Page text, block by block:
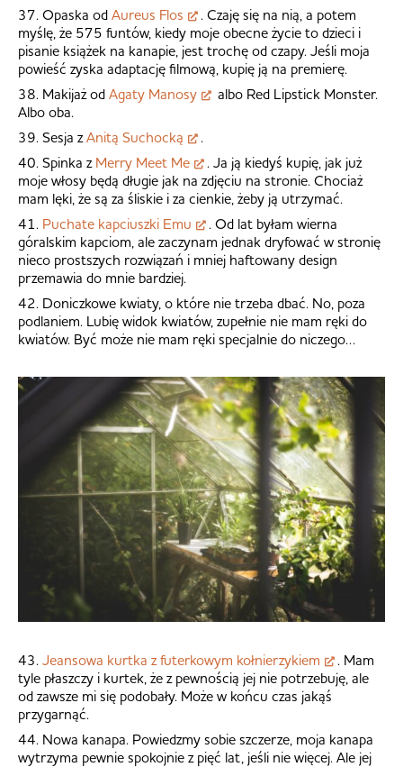
37. Opaska od Aureus Flos
. Czaję się na nią, a potem
myślę, że 575 funtów, kiedy moje obecne życie to dzieci i
pisanie książek na kanapie, jest trochę od czapy. Jeśli moja
powieść zyska adaptację filmową, kupię ją na premierę.
38. Makijaż od Agaty Manosy
albo Red Lipstick Monster.
Albo oba.
39. Sesja zAnitą Suchocką
.
40. Spinka z Merry Meet Me
. Ja ją kiedyś kupię, jak już
moje włosy będą długie jak na zdjęciu na stronie. Chociaż
mam lęki, że są za śliskie i za cienkie, żeby ją utrzymać.
41. Puchate kapciuszki Emu
. Od lat byłam wierna
góralskim kapciom, ale zaczynam jednak dryfować w stronię
nieco prostszych rozwiązań i mniej haftowany design
przemawia do mnie bardziej.
42. Doniczkowe kwiaty, o które nie trzeba dbać. No, poza
podlaniem. Lubię widok kwiatów, zupełnie nie mam ręki do
kwiatów. Być może nie mam ręki specjalnie do niczego…
43. Jeansowa kurtka z futerkowym kołnierzykiem
. Mam
tyle płaszczy i kurtek, że z pewnością jej nie potrzebuję, ale
od zawsze mi się podobały. Może w końcu czas jakąś
przygarnąć.
44. Nowa kanapa. Powiedzmy sobie szczerze, moja kanapa
wytrzyma pewnie spokojnie z pięć lat, jeśli nie więcej. Ale jej